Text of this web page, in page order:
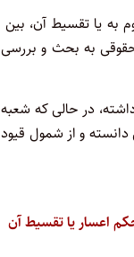
یا تقسیط آن، بین
به بحث و بررسی
در حالی که شعبه
و از شمول قیود
اعسار یا تقسیط آن